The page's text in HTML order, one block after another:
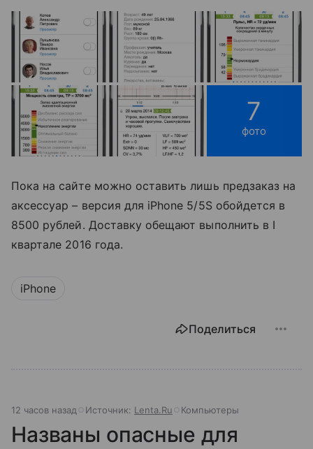
7
фото
Пока на сайте можно оставить лишь предзаказ на
аксессуар – версия для iPhone 5/5S обойдется в
8500 рублей. Доставку обещают выполнить в I
квартале 2016 года.
iPhone
Поделиться
12 часов назад Источник: Lenta.Ru Компьютеры
Названы опасные для